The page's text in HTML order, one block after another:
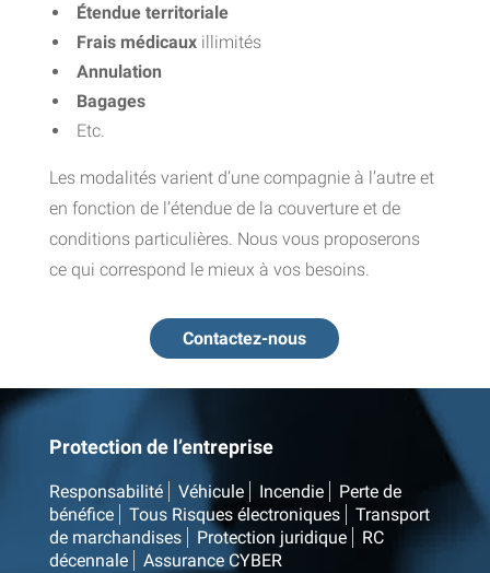
Étendue territoriale
Frais médicauxillimités
Annulation
Bagages
Etc.
Les modalités varient d’une compagnie à l’autre et
en fonction de l’étendue de la couverture et de
conditions particulières. Nous vous proposerons
ce qui correspond le mieux à vos besoins.
Contactez-nous
Protection de l’entreprise
Responsabilité Véhicule Incendie
Perte de
bénéfice
Tous Risques électroniques
Transport
de marchandises
Protection juridique
RC
décennale
Assurance CYBER